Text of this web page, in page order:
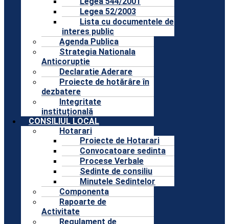
Legea 52/2003
Lista cu documentele de
interes public
Agenda Publica
Strategia Nationala
Anticoruptie
Declaratie Aderare
Proiecte de hotărâre în
dezbatere
Integritate
instituțională
CONSILIUL LOCAL
Hotarari
Proiecte de Hotarari
Convocatoare sedinta
Procese Verbale
Sedinte de consiliu
Minutele Sedintelor
Componenta
Rapoarte de
Activitate
Regulament de